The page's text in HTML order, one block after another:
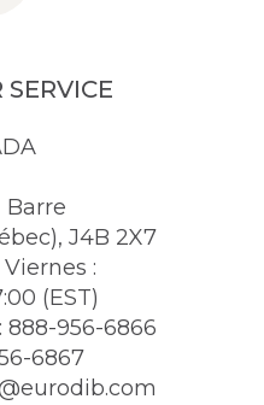
Barre
J4B 2X7
:
(EST)
956-6866
6867